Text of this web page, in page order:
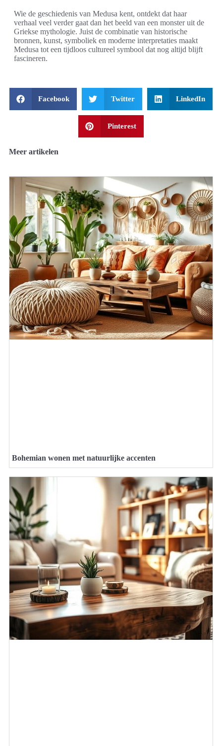
Wie de geschiedenis van Medusa kent, ontdekt dat haar
verhaal veel verder gaat dan het beeld van een monster uit de
Griekse mythologie. Juist de combinatie van historische
bronnen, kunst, symboliek en moderne interpretaties maakt
Medusa tot een tijdloos cultureel symbool dat nog altijd blijft
fascineren.
Facebook Twitter LinkedIn
Pinterest
Meer artikelen
Bohemian wonen met natuurlijke accenten